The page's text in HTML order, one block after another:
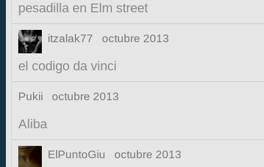
pesadilla en Elm street
itzalak77 octubre 2013
el codigo da vinci
Pukii octubre 2013
Aliba
ElPuntoGiu octubre 2013